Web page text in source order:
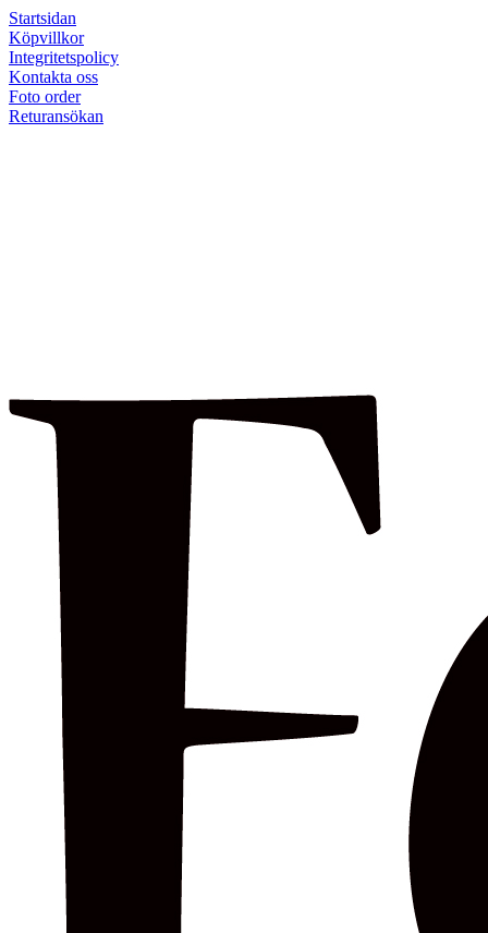
Startsidan
Köpvillkor
Integritetspolicy
Kontakta oss
Foto order
Returansökan